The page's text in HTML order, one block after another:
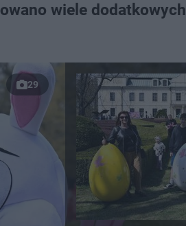
wiele dodatkowych
29